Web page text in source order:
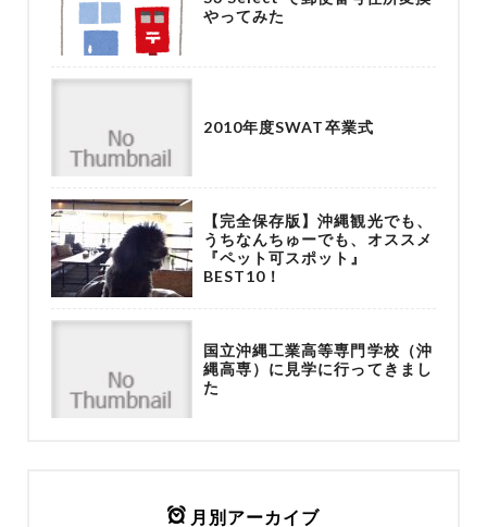
やってみた
2010年度SWAT卒業式
【完全保存版】沖縄観光でも、
うちなんちゅーでも、オススメ
『ペット可スポット』
BEST10！
国立沖縄工業高等専門学校（沖
縄高専）に見学に行ってきまし
た
月別アーカイブ